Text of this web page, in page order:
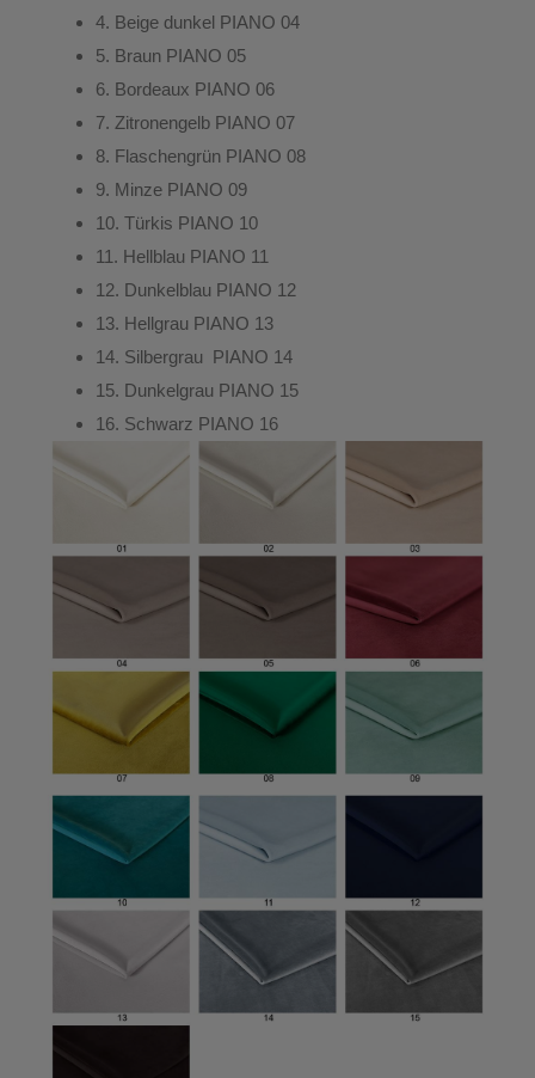
4. Beige dunkel PIANO 04
5. Braun PIANO 05
6. Bordeaux PIANO 06
7. Zitronengelb PIANO 07
8. Flaschengrün PIANO 08
9. Minze PIANO 09
10. Türkis PIANO 10
11. Hellblau PIANO 11
12. Dunkelblau PIANO 12
13. Hellgrau PIANO 13
14. Silbergrau PIANO 14
15. Dunkelgrau PIANO 15
16. Schwarz PIANO 16